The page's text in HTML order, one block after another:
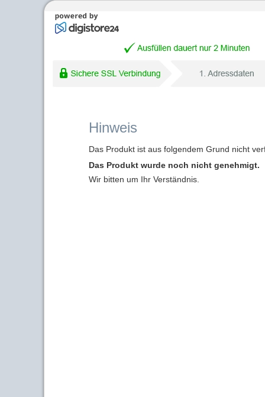
Hinweis
Das Produkt ist aus folgendem Grund nicht
Das Produkt wurde noch nicht genehmigt.
Wir bitten um Ihr Verständnis.